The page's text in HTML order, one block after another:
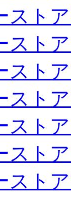
スト
スト
スト
スト
スト
スト
スト